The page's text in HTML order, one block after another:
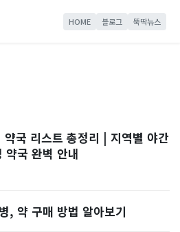
HOME 블로그 뚝딱뉴스
국 리스트 총정리 | 지역별 야간
약국 완벽 안내
, 약 구매 방법 알아보기